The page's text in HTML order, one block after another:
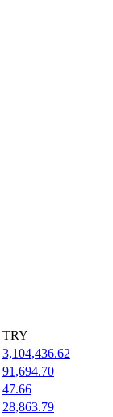
TRY
3,104,436.62
91,694.70
47.66
28,863.79